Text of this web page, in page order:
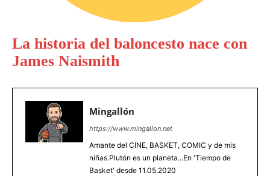
La historia del baloncesto nace con
James Naismith
Mingallón
https://www.mingallon.net
Amante del CINE, BASKET, COMIC y de mis
niñas.Plutón es un planeta...En 'Tiempo de
Basket' desde 11.05.2020